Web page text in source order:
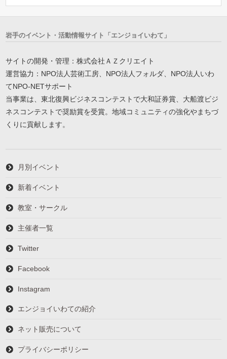
岩手のイベント・活動情報サイト「エンジョイいわて」
サイトの開発・管理：株式会社ＡＺクリエイト
運営協力：NPO法人芸術工房、NPO法人フォルダ、NPO法人いわ
てNPO-NETサポート
当事業は、東北復興ビジネスコンテストで大和証券賞、大船渡ビジ
ネスコンテストで奨励賞を受賞。地域コミュニティの強化やまちづ
くりに貢献します。
月別イベント
新着イベント
教室・サークル
主催者一覧
Twitter
Facebook
Instagram
エンジョイいわての紹介
ネット販売について
プライバシーポリシー